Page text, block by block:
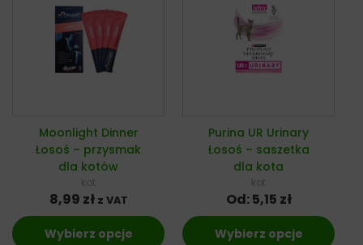
Moonlight Dinner
Łosoś – przysmak
dla kotów
kot
8,99 zł z VAT
Wybierz opcje
Purina UR Urinary
Łosoś – saszetka
dla kota
kot
Od:5,15 zł
Wybierz opcje